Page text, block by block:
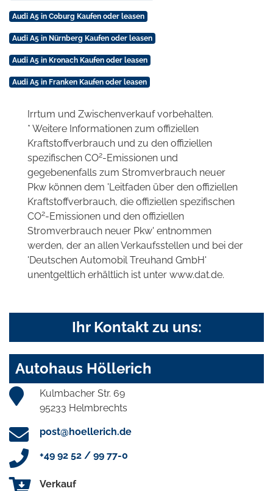
Audi A5 in Coburg Kaufen oder leasen
Audi A5 in Nürnberg Kaufen oder leasen
Audi A5 in Kronach Kaufen oder leasen
Audi A5 in Franken Kaufen oder leasen
Irrtum und Zwischenverkauf vorbehalten.
* Weitere Informationen zum offiziellen
Kraftstoffverbrauch und zu den offiziellen
spezifischen CO2-Emissionen und
gegebenenfalls zum Stromverbrauch neuer
Pkw können dem 'Leitfaden über den offiziellen
Kraftstoffverbrauch, die offiziellen spezifischen
CO2-Emissionen und den offiziellen
Stromverbrauch neuer Pkw' entnommen
werden, der an allen Verkaufsstellen und bei der
'Deutschen Automobil Treuhand GmbH'
unentgeltlich erhältlich ist unter www.dat.de.
Ihr Kontakt zu uns:
Autohaus Höllerich
Kulmbacher Str. 69
95233 Helmbrechts
post@hoellerich.de
+49 92 52 / 99 77-0
Verkauf